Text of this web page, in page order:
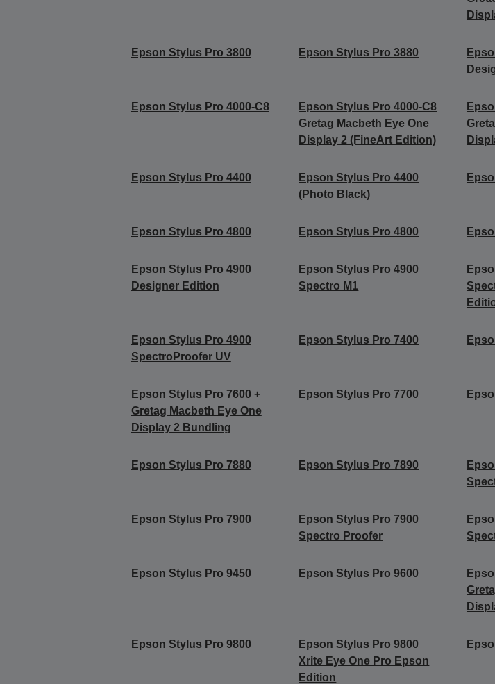
Epson Stylus Pro 3800 Epson Stylus Pro 3880
Epson Stylus Pro 4000-C8
Epson Stylus Pro 4000-C8
Gretag Macbeth Eye One
Display 2 (FineArt Edition)
Epson Stylus Pro 4400
Epson Stylus Pro 4400
(Photo Black)
Epson Stylus Pro 4800 Epson Stylus Pro 4800
Epson Stylus Pro 4900
Designer Edition
Epson Stylus Pro 4900
Spectro M1
Epson Stylus Pro 4900
SpectroProofer UV
Epson Stylus Pro 7400
Epson Stylus Pro 7600 +
Gretag Macbeth Eye One
Display 2 Bundling
Epson Stylus Pro 7700
Epson Stylus Pro 7880 Epson Stylus Pro 7890
Epson Stylus Pro 7900
Epson Stylus Pro 7900
Spectro Proofer
Epson Stylus Pro 9450 Epson Stylus Pro 9600
Epson Stylus Pro 9800
Epson Stylus Pro 9800
Xrite Eye One Pro Epson
Edition